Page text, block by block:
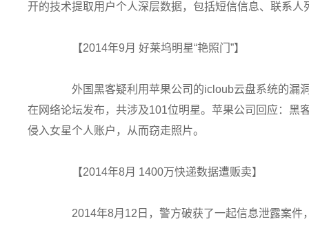
开的技术提取用户个人深层数据，包括短信信息、联系人
【2014年9月 好莱坞明星“艳照门”】
外国黑客疑利用苹果公司的icloub云盘系统的漏
在网络论坛发布，共涉及101位明星。苹果公司回应：黑
侵入女星个人账户，从而窃走照片。
【2014年8月 1400万快递数据遭贩卖】
2014年8月12日，警方破获了一起信息泄露案件